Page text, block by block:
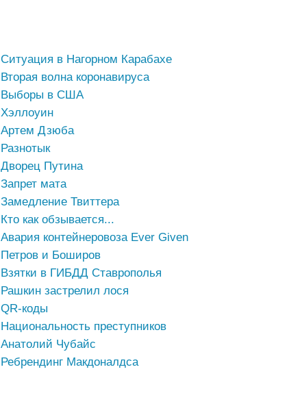
Ситуация в Нагорном Карабахе
Вторая волна коронавируса
Выборы в США
Хэллоуин
Артем Дзюба
Разнотык
Дворец Путина
Запрет мата
Замедление Твиттера
Кто как обзывается...
Авария контейнеровоза Ever Given
Петров и Боширов
Взятки в ГИБДД Ставрополья
Рашкин застрелил лося
QR-коды
Национальность преступников
Анатолий Чубайс
Ребрендинг Макдоналдса